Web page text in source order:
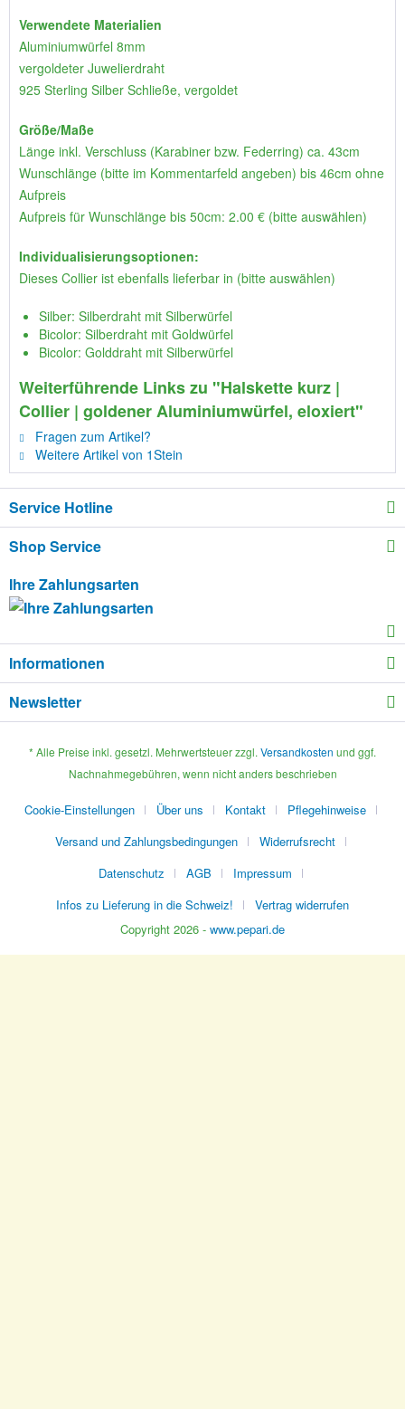
Verwendete Materialien
Aluminiumwürfel 8mm
vergoldeter Juwelierdraht
925 Sterling Silber Schließe, vergoldet
Größe/Maße
Länge inkl. Verschluss (Karabiner bzw. Federring) ca. 43cm
Wunschlänge (bitte im Kommentarfeld angeben) bis 46cm ohne
Aufpreis
Aufpreis für Wunschlänge bis 50cm: 2.00 € (bitte auswählen)
Individualisierungsoptionen:
Dieses Collier ist ebenfalls lieferbar in (bitte auswählen)
Silber: Silberdraht mit Silberwürfel
Bicolor: Silberdraht mit Goldwürfel
Bicolor: Golddraht mit Silberwürfel
Weiterführende Links zu "Halskette kurz |
Collier | goldener Aluminiumwürfel, eloxiert"
Fragen zum Artikel?
Weitere Artikel von 1Stein
Service Hotline
Shop Service
Ihre Zahlungsarten
Informationen
Newsletter
* Alle Preise inkl. gesetzl. Mehrwertsteuer zzgl. Versandkosten und ggf.
Nachnahmegebühren, wenn nicht anders beschrieben
Cookie-Einstellungen Über uns Kontakt
Pflegehinweise
Versand und Zahlungsbedingungen
Widerrufsrecht
Datenschutz
AGB
Impressum
Infos zu Lieferung in die Schweiz!
Vertrag widerrufen
Copyright 2026 - www.pepari.de